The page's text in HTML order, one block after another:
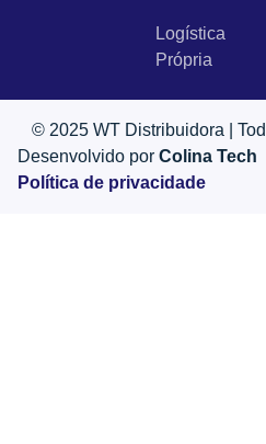
Logística
Própria
© 2025 WT Distribuidora |
Desenvolvido por Colina Tech
Política de privacidade